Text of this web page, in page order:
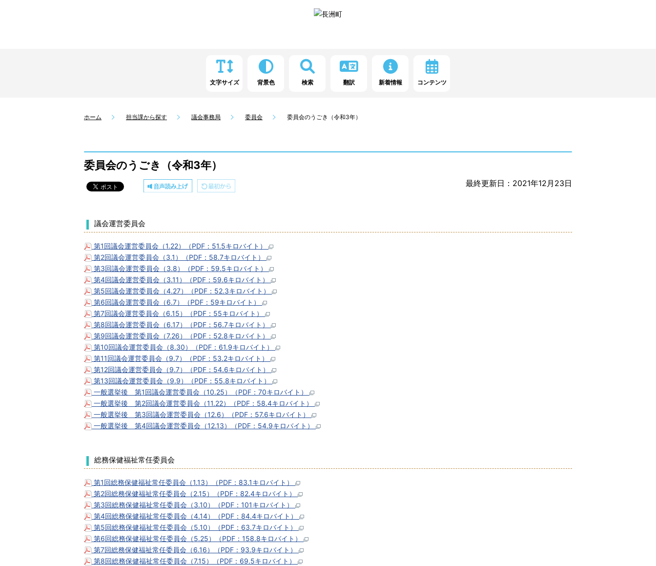
文字サイズ 背景色 検索 翻訳 新着情報 コンテンツ
ホーム 担当課から探す 議会事務局 委員会 委員会のうごき（令和3年）
委員会のうごき（令和3年）
最終更新日：2021年12月23日
議会運営委員会
第1回議会運営委員会（1.22）（PDF：51.5キロバイト）
第2回議会運営委員会（3.1）（PDF：58.7キロバイト）
第3回議会運営委員会（3.8）（PDF：59.5キロバイト）
第4回議会運営委員会（3.11）（PDF：59.6キロバイト）
第5回議会運営委員会（4.27）（PDF：52.3キロバイト）
第6回議会運営委員会（6.7）（PDF：59キロバイト）
第7回議会運営委員会（6.15）（PDF：55キロバイト）
第8回議会運営委員会（6.17）（PDF：56.7キロバイト）
第9回議会運営委員会（7.26）（PDF：52.8キロバイト）
第10回議会運営委員会（8.30）（PDF：61.9キロバイト）
第11回議会運営委員会（9.7）（PDF：53.2キロバイト）
第12回議会運営委員会（9.7）（PDF：54.6キロバイト）
第13回議会運営委員会（9.9）（PDF：55.8キロバイト）
一般選挙後 第1回議会運営委員会（10.25）（PDF：70キロバイト）
一般選挙後 第2回議会運営委員会（11.22）（PDF：58.4キロバイト）
一般選挙後 第3回議会運営委員会（12.6）（PDF：57.6キロバイト）
一般選挙後 第4回議会運営委員会（12.13）（PDF：54.9キロバイト）
総務保健福祉常任委員会
第1回総務保健福祉常任委員会（1.13）（PDF：83.1キロバイト）
第2回総務保健福祉常任委員会（2.15）（PDF：82.4キロバイト）
第3回総務保健福祉常任委員会（3.10）（PDF：101キロバイト）
第4回総務保健福祉常任委員会（4.14）（PDF：84.4キロバイト）
第5回総務保健福祉常任委員会（5.10）（PDF：63.7キロバイト）
第6回総務保健福祉常任委員会（5.25）（PDF：158.8キロバイト）
第7回総務保健福祉常任委員会（6.16）（PDF：93.9キロバイト）
第8回総務保健福祉常任委員会（7.15）（PDF：69.5キロバイト）